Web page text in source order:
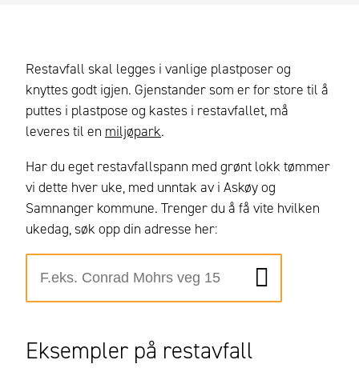
Restavfall skal legges i vanlige plastposer og
knyttes godt igjen. Gjenstander som er for store til å
puttes i plastpose og kastes i restavfallet, må
leveres til en miljøpark.
Har du eget restavfallspann med grønt lokk tømmer
vi dette hver uke, med unntak av i Askøy og
Samnanger kommune. Trenger du å få vite hvilken
ukedag, søk opp din adresse her:
Eksempler på restavfall